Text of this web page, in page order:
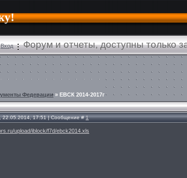
Вход Форум и отчеты, доступны только
Федерации» ЕВСК 2014-2017г
22.05.2014, 17:51 | Сообщение #1
upload/iblock/f7d/ebck2014.xls